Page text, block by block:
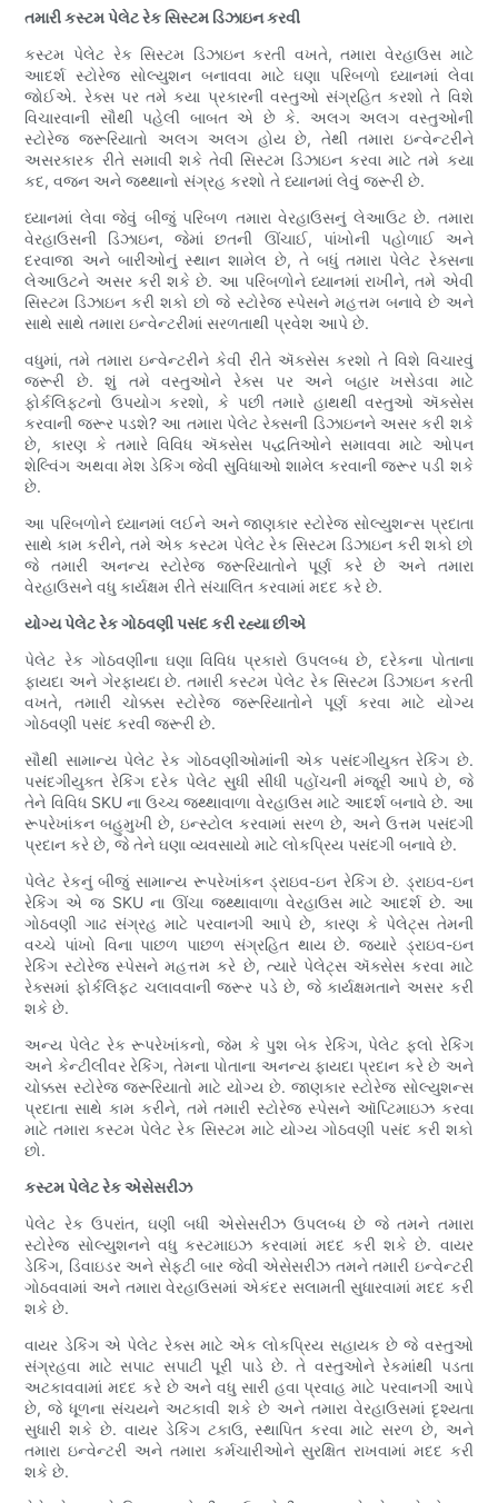
તમારી કસ્ટમ પેલેટ રેક સિસ્ટમ ડિઝાઇન કરવી
કસ્ટમ પેલેટ રેક સિસ્ટમ ડિઝાઇન કરતી વખતે, તમારા વેરહાઉસ માટે
આદર્શ સ્ટોરેજ સોલ્યુશન બનાવવા માટે ઘણા પરિબળો ધ્યાનમાં લેવા
જોઈએ. રેક્સ પર તમે કયા પ્રકારની વસ્તુઓ સંગ્રહિત કરશો તે વિશે
વિચારવાની સૌથી પહેલી બાબત એ છે કે. અલગ અલગ વસ્તુઓની
સ્ટોરેજ જરૂરિયાતો અલગ અલગ હોય છે, તેથી તમારા ઇન્વેન્ટરીને
અસરકારક રીતે સમાવી શકે તેવી સિસ્ટમ ડિઝાઇન કરવા માટે તમે કયા
કદ, વજન અને જથ્થાનો સંગ્રહ કરશો તે ધ્યાનમાં લેવું જરૂરી છે.
ધ્યાનમાં લેવા જેવું બીજું પરિબળ તમારા વેરહાઉસનું લેઆઉટ છે. તમારા
વેરહાઉસની ડિઝાઇન, જેમાં છતની ઊંચાઈ, પાંખોની પહોળાઈ અને
દરવાજા અને બારીઓનું સ્થાન શામેલ છે, તે બધું તમારા પેલેટ રેક્સના
લેઆઉટને અસર કરી શકે છે. આ પરિબળોને ધ્યાનમાં રાખીને, તમે એવી
સિસ્ટમ ડિઝાઇન કરી શકો છો જે સ્ટોરેજ સ્પેસને મહત્તમ બનાવે છે અને
સાથે સાથે તમારા ઇન્વેન્ટરીમાં સરળતાથી પ્રવેશ આપે છે.
વધુમાં, તમે તમારા ઇન્વેન્ટરીને કેવી રીતે ઍક્સેસ કરશો તે વિશે વિચારવું
જરૂરી છે. શું તમે વસ્તુઓને રેક્સ પર અને બહાર ખસેડવા માટે
ફોર્કલિફ્ટનો ઉપયોગ કરશો, કે પછી તમારે હાથથી વસ્તુઓ ઍક્સેસ
કરવાની જરૂર પડશે? આ તમારા પેલેટ રેક્સની ડિઝાઇનને અસર કરી શકે
છે, કારણ કે તમારે વિવિધ ઍક્સેસ પદ્ધતિઓને સમાવવા માટે ઓપન
શેલ્વિંગ અથવા મેશ ડેકિંગ જેવી સુવિધાઓ શામેલ કરવાની જરૂર પડી શકે
છે.
આ પરિબળોને ધ્યાનમાં લઈને અને જાણકાર સ્ટોરેજ સોલ્યુશન્સ પ્રદાતા
સાથે કામ કરીને, તમે એક કસ્ટમ પેલેટ રેક સિસ્ટમ ડિઝાઇન કરી શકો છો
જે તમારી અનન્ય સ્ટોરેજ જરૂરિયાતોને પૂર્ણ કરે છે અને તમારા
વેરહાઉસને વધુ કાર્યક્ષમ રીતે સંચાલિત કરવામાં મદદ કરે છે.
યોગ્ય પેલેટ રેક ગોઠવણી પસંદ કરી રહ્યા છીએ
પેલેટ રેક ગોઠવણીના ઘણા વિવિધ પ્રકારો ઉપલબ્ધ છે, દરેકના પોતાના
ફાયદા અને ગેરફાયદા છે. તમારી કસ્ટમ પેલેટ રેક સિસ્ટમ ડિઝાઇન કરતી
વખતે, તમારી ચોક્કસ સ્ટોરેજ જરૂરિયાતોને પૂર્ણ કરવા માટે યોગ્ય
ગોઠવણી પસંદ કરવી જરૂરી છે.
સૌથી સામાન્ય પેલેટ રેક ગોઠવણીઓમાંની એક પસંદગીયુક્ત રેકિંગ છે.
પસંદગીયુક્ત રેકિંગ દરેક પેલેટ સુધી સીધી પહોંચની મંજૂરી આપે છે, જે
તેને વિવિધ SKU ના ઉચ્ચ જથ્થાવાળા વેરહાઉસ માટે આદર્શ બનાવે છે. આ
રૂપરેખાંકન બહુમુખી છે, ઇન્સ્ટોલ કરવામાં સરળ છે, અને ઉત્તમ પસંદગી
પ્રદાન કરે છે, જે તેને ઘણા વ્યવસાયો માટે લોકપ્રિય પસંદગી બનાવે છે.
પેલેટ રેકનું બીજું સામાન્ય રૂપરેખાંકન ડ્રાઇવ-ઇન રેકિંગ છે. ડ્રાઇવ-ઇન
રેકિંગ એ જ SKU ના ઊંચા જથ્થાવાળા વેરહાઉસ માટે આદર્શ છે. આ
ગોઠવણી ગાઢ સંગ્રહ માટે પરવાનગી આપે છે, કારણ કે પેલેટ્સ તેમની
વચ્ચે પાંખો વિના પાછળ પાછળ સંગ્રહિત થાય છે. જ્યારે ડ્રાઇવ-ઇન
રેકિંગ સ્ટોરેજ સ્પેસને મહત્તમ કરે છે, ત્યારે પેલેટ્સ ઍક્સેસ કરવા માટે
રેક્સમાં ફોર્કલિફ્ટ ચલાવવાની જરૂર પડે છે, જે કાર્યક્ષમતાને અસર કરી
શકે છે.
અન્ય પેલેટ રેક રૂપરેખાંકનો, જેમ કે પુશ બેક રેકિંગ, પેલેટ ફ્લો રેકિંગ
અને કેન્ટીલીવર રેકિંગ, તેમના પોતાના અનન્ય ફાયદા પ્રદાન કરે છે અને
ચોક્કસ સ્ટોરેજ જરૂરિયાતો માટે યોગ્ય છે. જાણકાર સ્ટોરેજ સોલ્યુશન્સ
પ્રદાતા સાથે કામ કરીને, તમે તમારી સ્ટોરેજ સ્પેસને ઑપ્ટિમાઇઝ કરવા
માટે તમારા કસ્ટમ પેલેટ રેક સિસ્ટમ માટે યોગ્ય ગોઠવણી પસંદ કરી શકો
છો.
કસ્ટમ પેલેટ રેક એસેસરીઝ
પેલેટ રેક ઉપરાંત, ઘણી બધી એસેસરીઝ ઉપલબ્ધ છે જે તમને તમારા
સ્ટોરેજ સોલ્યુશનને વધુ કસ્ટમાઇઝ કરવામાં મદદ કરી શકે છે. વાયર
ડેકિંગ, ડિવાઇડર અને સેફ્ટી બાર જેવી એસેસરીઝ તમને તમારી ઇન્વેન્ટરી
ગોઠવવામાં અને તમારા વેરહાઉસમાં એકંદર સલામતી સુધારવામાં મદદ કરી
શકે છે.
વાયર ડેકિંગ એ પેલેટ રેક્સ માટે એક લોકપ્રિય સહાયક છે જે વસ્તુઓ
સંગ્રહવા માટે સપાટ સપાટી પૂરી પાડે છે. તે વસ્તુઓને રેકમાંથી પડતા
અટકાવવામાં મદદ કરે છે અને વધુ સારી હવા પ્રવાહ માટે પરવાનગી આપે
છે, જે ધૂળના સંચયને અટકાવી શકે છે અને તમારા વેરહાઉસમાં દૃશ્યતા
સુધારી શકે છે. વાયર ડેકિંગ ટકાઉ, સ્થાપિત કરવા માટે સરળ છે, અને
તમારા ઇન્વેન્ટરી અને તમારા કર્મચારીઓને સુરક્ષિત રાખવામાં મદદ કરી
શકે છે.